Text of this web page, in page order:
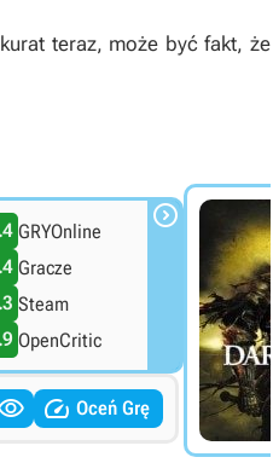
teraz, może być fakt, że
GRYOnline
Gracze
Steam
OpenCritic

 Oceń Grę